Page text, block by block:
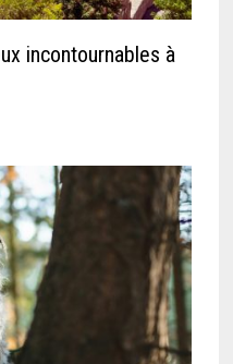
incontournables à